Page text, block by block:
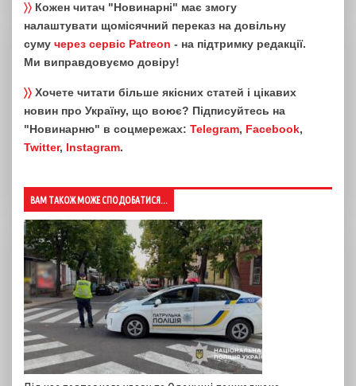
〉〉 Кожен читач "Новинарні" має змогу
налаштувати щомісячний переказ на довільну
суму через сервіс Patreon - на підтримку редакції.
Ми виправдовуємо довіру!
〉〉 Хочете читати більше якісних статей і цікавих
новин про Україну, що воює? Підписуйтесь на
"Новинарню" в соцмережах: Telegram, Facebook,
Twitter, Instagram.
ВАМ ТАКОЖ МОЖЕ СПОДОБАТИСЯ...